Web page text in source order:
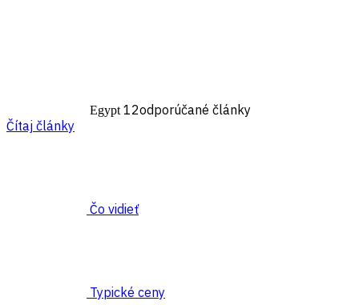
Egypt 12odporúčané články
Čítaj články
Čo vidieť
Typické ceny